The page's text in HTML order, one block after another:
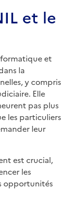
et le
et
la
y compris
Elle
pas plus
les particuliers
leur
est crucial,
les
opportunités